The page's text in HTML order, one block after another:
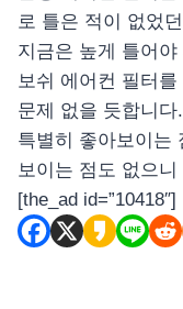
로 틀은 적이 없었
지금은 높게 틀어
보쉬 에어컨 필터
문제 없을 듯합니다.
특별히 좋아보이는
보이는 점도 없으
[the_ad id=”10418″]